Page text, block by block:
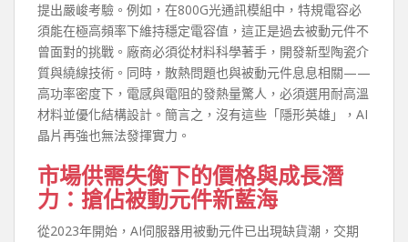
提出嚴峻考驗。例如，在800G光通訊模組中，特規電容必
須能在極高頻率下維持穩定電容值，這正是過去被動元件不
曾面對的挑戰。廠商必須從材料科學著手，開發新型陶瓷介
質與繞線技術。同時，散熱問題也與被動元件息息相關——
高功率密度下，電感與電阻的發熱量驚人，必須選用耐高溫
材料並優化結構設計。簡言之，沒有這些「隱形英雄」，AI
晶片再強也無法發揮實力。
市場供需失衡下的價格與成長潛
力：搶佔被動元件新藍海
從2023年開始，AI伺服器用被動元件已出現缺貨潮，交期